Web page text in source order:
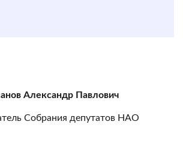
Александр Павлович
Собрания депутатов НАО